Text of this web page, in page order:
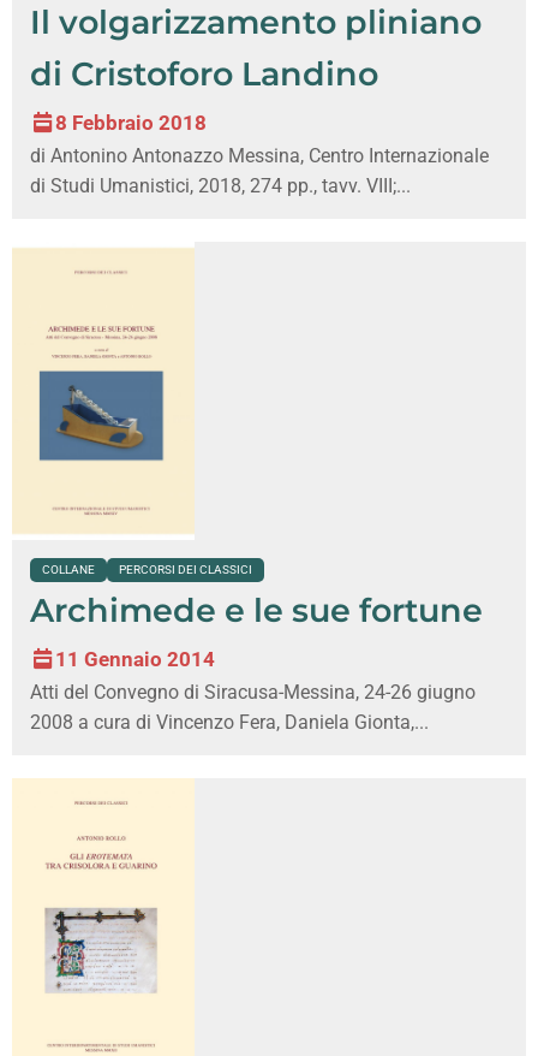
Il volgarizzamento pliniano
di Cristoforo Landino
8 Febbraio 2018
di Antonino Antonazzo Messina, Centro Internazionale
di Studi Umanistici, 2018, 274 pp., tavv. VIII;...
COLLANE PERCORSI DEI CLASSICI
Archimede e le sue fortune
11 Gennaio 2014
Atti del Convegno di Siracusa-Messina, 24-26 giugno
2008 a cura di Vincenzo Fera, Daniela Gionta,...